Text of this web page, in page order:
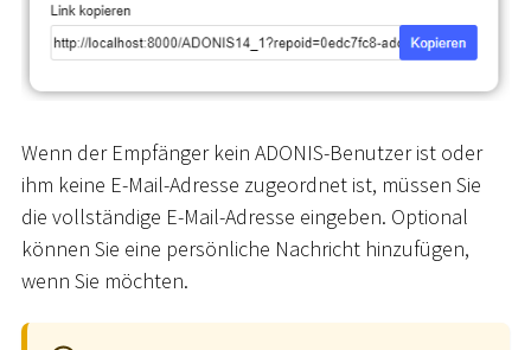
Wenn der Empfänger kein ADONIS-Benutzer ist oder
ihm keine E-Mail-Adresse zugeordnet ist, müssen Sie
die vollständige E-Mail-Adresse eingeben. Optional
können Sie eine persönliche Nachricht hinzufügen,
wenn Sie möchten.